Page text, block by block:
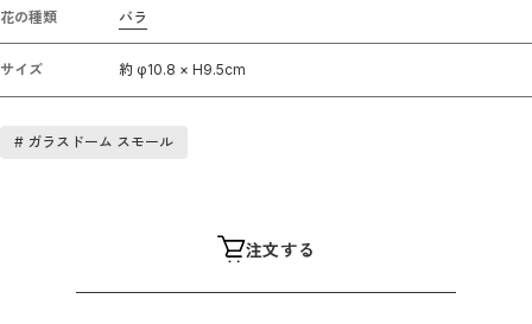
花の種類 バラ
サイズ 約 φ10.8 × H9.5cm
# ガラスドーム スモール
注文する